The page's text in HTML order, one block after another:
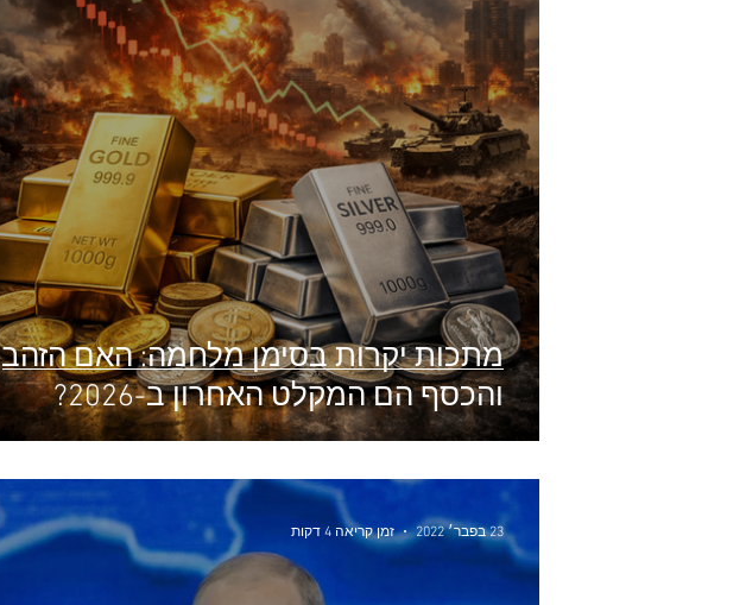
עונת הדוחות סקירות שוק יפן תבניות אגח
מתכות יקרות בסימן מלחמה: האם הזהב
והכסף הם המקלט האחרון ב-2026?
23 בפבר׳ 2022 זמן קריאה 4 דקות